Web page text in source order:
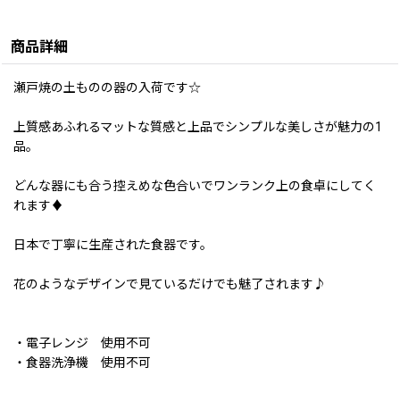
商品詳細
瀬戸焼の土ものの器の入荷です☆
上質感あふれるマットな質感と上品でシンプルな美しさが魅力の1
品。
どんな器にも合う控えめな色合いでワンランク上の食卓にしてく
れます♦
日本で丁寧に生産された食器です。
花のようなデザインで見ているだけでも魅了されます♪
・電子レンジ 使用不可
・食器洗浄機 使用不可